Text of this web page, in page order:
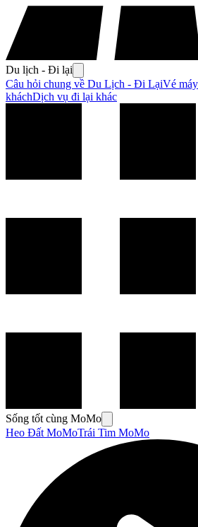
Du lịch - Đi lại
Câu hỏi chung về Du Lịch - Đi LạiVé
kháchDịch vụ đi lại khác
Sống tốt cùng MoMo
Heo Đất MoMoTrái Tim MoMo